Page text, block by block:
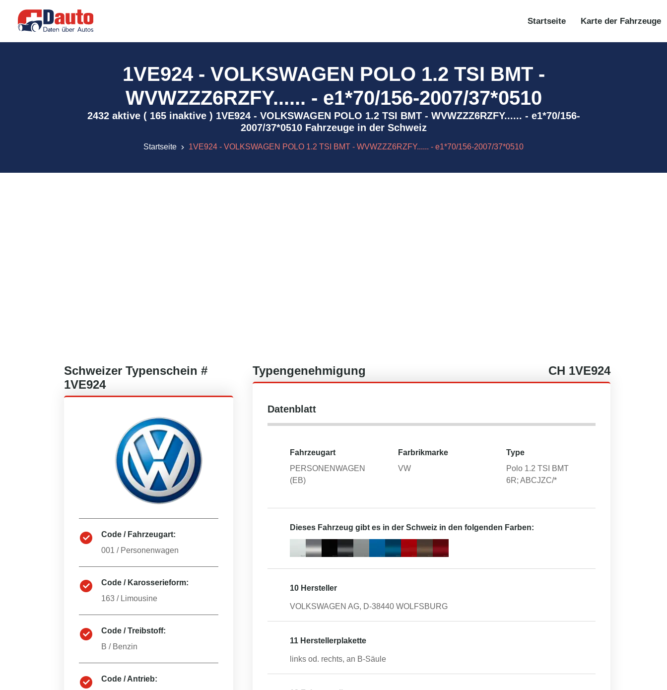
Startseite Karte der Fahrzeuge
1VE924 - VOLKSWAGEN POLO 1.2 TSI BMT -
WVWZZZ6RZFY...... - e1*70/156-2007/37*0510
2432 aktive ( 165 inaktive ) 1VE924 - VOLKSWAGEN POLO 1.2 TSI BMT - WVWZZZ6RZFY...... - e1*70/156-
2007/37*0510 Fahrzeuge in der Schweiz
Startseite 1VE924 - VOLKSWAGEN POLO 1.2 TSI BMT - WVWZZZ6RZFY...... - e1*70/156-2007/37*0510
Schweizer Typenschein #
1VE924
Code / Fahrzeugart:
001 / Personenwagen
Code / Karosserieform:
163 / Limousine
Code / Treibstoff:
B / Benzin
Code / Antrieb:
Typengenehmigung CH 1VE924
Datenblatt
Fahrzeugart
PERSONENWAGEN
(EB)
Farbrikmarke
VW
Type
Polo 1.2 TSI BMT
6R; ABCJZC/*
Dieses Fahrzeug gibt es in der Schweiz in den folgenden Farben:
10 Hersteller
VOLKSWAGEN AG, D-38440 WOLFSBURG
11 Herstellerplakette
links od. rechts, an B-Säule